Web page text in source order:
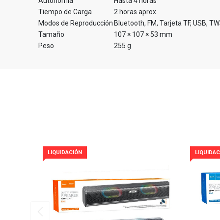
Tiempo de Carga
2 horas aprox.
Modos de Reproducción Bluetooth, FM, Tarjeta TF, USB,
Tamaño
107 × 107 × 53 mm
Peso
255 g
LIQUIDACIÓN